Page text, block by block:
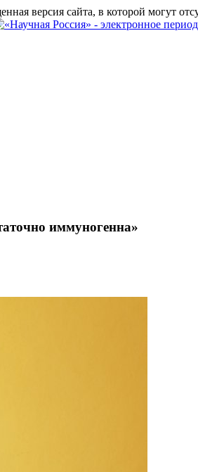
версия сайта, в которой могут
иммуногенна»